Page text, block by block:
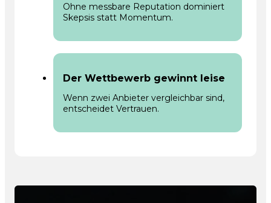
Ohne messbare Reputation dominiert
Skepsis statt Momentum.
Der Wettbewerb gewinnt leise
Wenn zwei Anbieter vergleichbar sind,
entscheidet Vertrauen.